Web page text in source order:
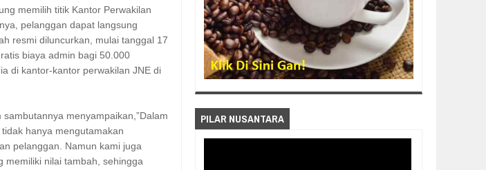
memilih titik Kantor Perwakilan
pelanggan dapat langsung
resmi diluncurkan, mulai tanggal 17
biaya admin bagi 50.000
di kantor-kantor perwakilan JNE di
menyampaikan,”Dalam
hanya mengutamakan
pelanggan. Namun kami juga
memiliki nilai tambah, sehingga
PILAR NUSANTARA